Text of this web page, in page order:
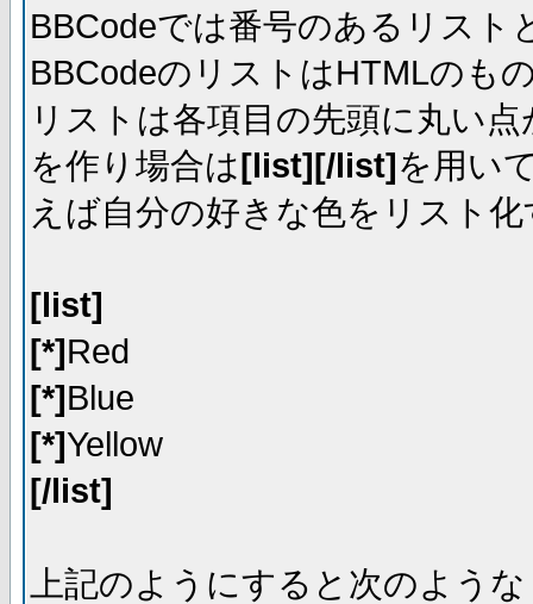
BBCodeでは番号のあるリス
BBCodeのリストはHTMLのも
リストは各項目の先頭に丸い
を作り場合は[list][/list]を用い
えば自分の好きな色をリスト
[list]
[*]Red
[*]Blue
[*]Yellow
[/list]
上記のようにすると次のよう